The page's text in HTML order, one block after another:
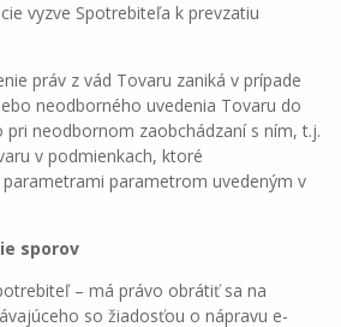
vyzve Spotrebiteľa k prevzatiu
práv z vád Tovaru zaniká v prípade
neodborného uvedenia Tovaru do
pri neodbornom zaobchádzaní s ním, t.j.
v podmienkach, ktoré
parametrom uvedeným v
sporov
– má právo obrátiť sa na
so žiadosťou o nápravu e-